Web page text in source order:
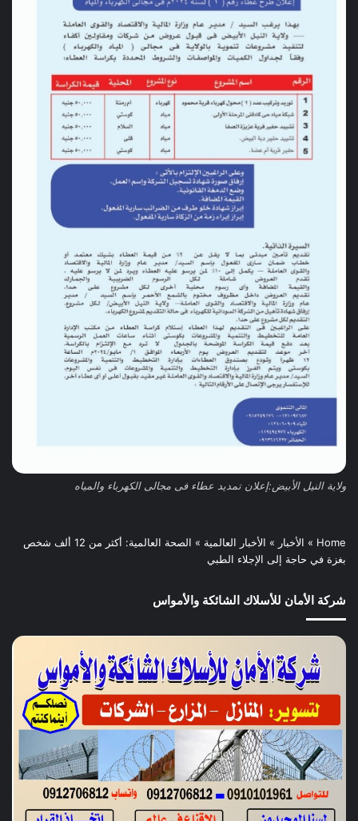
ولاية النيل الأبيض:إعلان تمديد عطاء فى مجالى الكهرباء والمياه
Home
» الأخبار » الأخبار العالمية »
الصحة العالمية: أكثر من 12 ألف شخص
بغزة في حاجة إلى الإجلاء الطبي
شركة الأمان للأسلاك الشائكة والأمواس